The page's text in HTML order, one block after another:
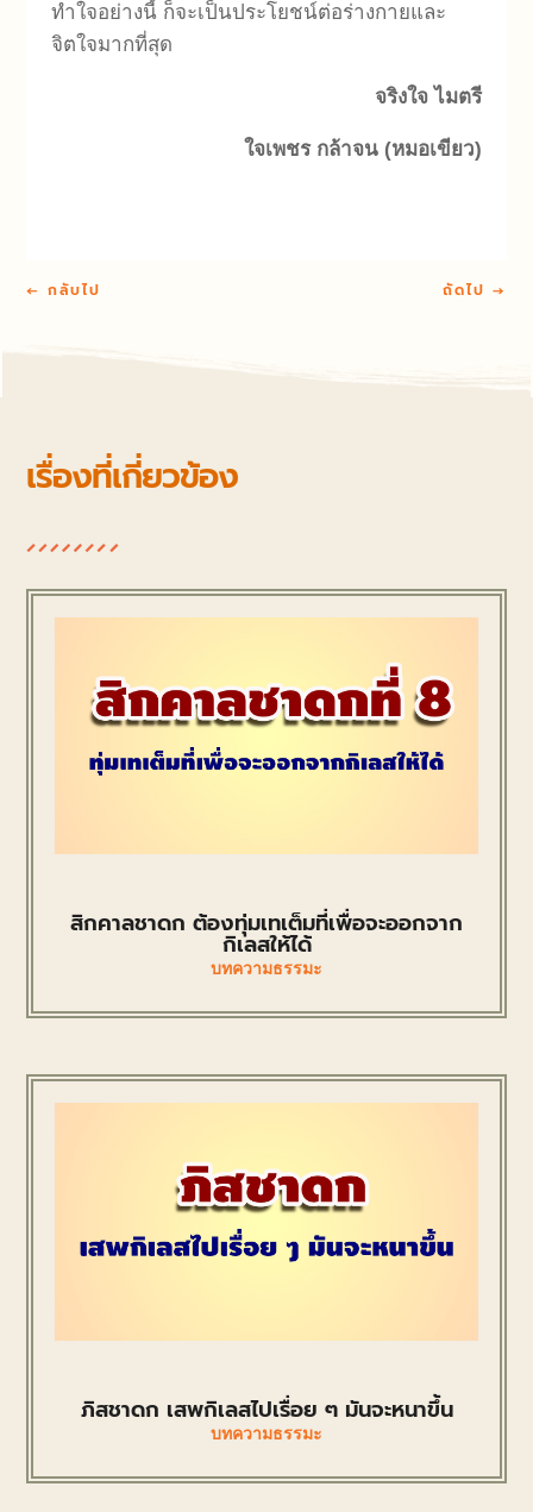
ทำใจอย่างนี้ ก็จะเป็นประโยชน์ต่อร่างกายและ
จิตใจมากที่สุด
จริงใจ ไมตรี
ใจเพชร กล้าจน (หมอเขียว)
←กลับไป ถัดไป →
เรื่องที่เกี่ยวข้อง
สิกคาลชาดก ต้องทุ่มเทเต็มที่เพื่อจะออกจาก
กิเลสให้ได้
บทความธรรมะ
ภิสชาดก เสพกิเลสไปเรื่อย ๆ มันจะหนาขึ้น
บทความธรรมะ